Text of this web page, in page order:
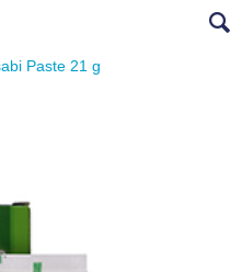
Paste 21 g